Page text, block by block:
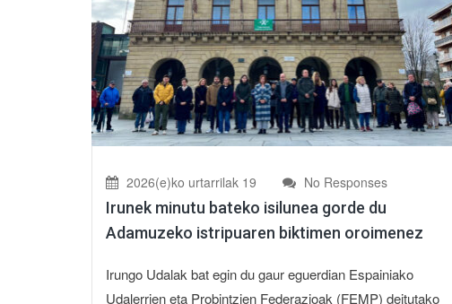
2026(e)ko urtarrilak 19 No Responses
Irunek minutu bateko isilunea gorde du
Adamuzeko istripuaren biktimen oroimenez
Irungo Udalak bat egin du gaur eguerdian Espainiako
Udalerrien eta Probintzien Federazioak (FEMP) deitutako